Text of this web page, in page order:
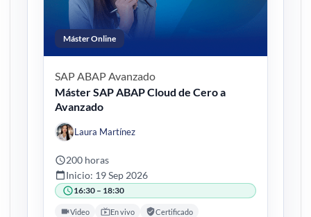
Máster Online
SAP ABAPAvanzado
Máster SAP ABAP Cloud de Cero a
Avanzado
Laura Martínez
200 horas
Inicio: 19 Sep 2026
16:30 – 18:30
Video En vivo Certificado